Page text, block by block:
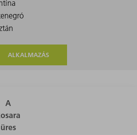
ALKALMAZÁS